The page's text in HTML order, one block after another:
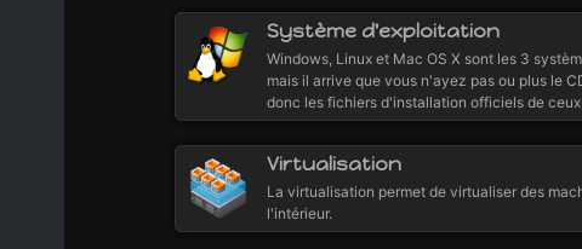
Système d'exploitation
Windows, Linux et Mac OS X sont les 3
mais il arrive que vous n'ayez pas ou plus le
donc les fichiers d'installation officiels de
Virtualisation
La virtualisation permet de virtualiser des
l'intérieur.